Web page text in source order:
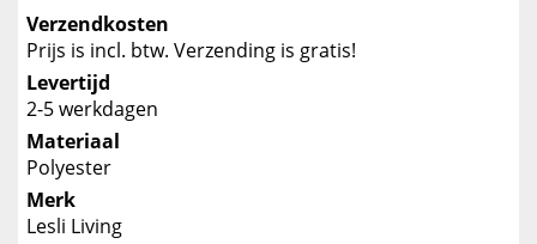
Verzendkosten
Prijs is incl. btw. Verzending is gratis!
Levertijd
2-5 werkdagen
Materiaal
Polyester
Merk
Lesli Living